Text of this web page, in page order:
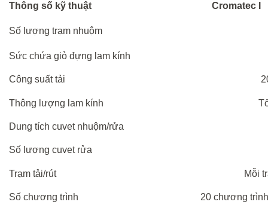
Thông số kỹ thuật CromatecI
Số lượng trạm nhuộm
Sức chứa giỏ đựng lam kính
Công suất tải
Thông lượng lam kính
Dung tích cuvet nhuộm/rửa
Số lượng cuvet rửa
Trạm tải/rút Mỗi
Số chương trình 20 chương